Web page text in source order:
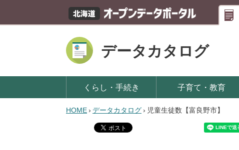
データカタログ
くらし・手続き 子育て・教育
HOME› データカタログ› 児童生徒数【富良野市】